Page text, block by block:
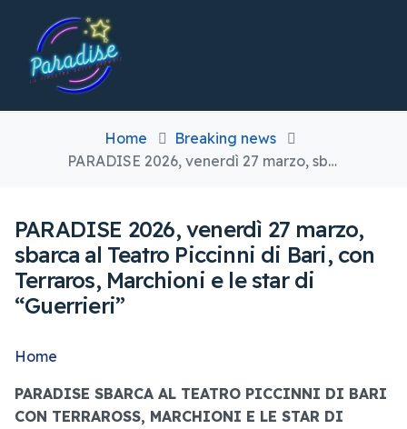
Home
Breaking news
PARADISE 2026, venerdì 27 marzo, sbarca al Teatro Piccinni di Bari, con Terraros, Marchioni e le star di “Guerrieri”
PARADISE 2026, venerdì 27 marzo,
sbarca al Teatro Piccinni di Bari, con
Terraros, Marchioni e le star di
“Guerrieri”
Home
PARADISE SBARCA AL TEATRO PICCINNI DI BARI
CON TERRAROSS, MARCHIONI E LE STAR DI